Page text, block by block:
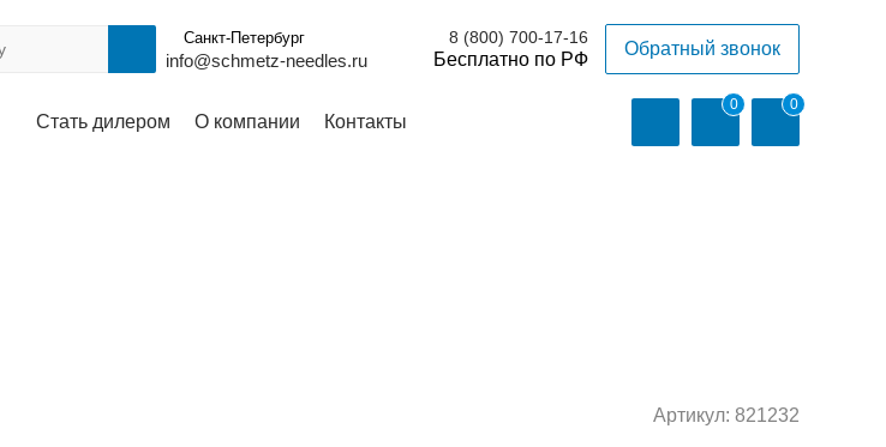
Санкт-Петербург
info@schmetz-needles.ru
8 (800) 700-17-16
Обратный звонок
Стать дилером О компании Контакты
0 0
Артикул: 821232